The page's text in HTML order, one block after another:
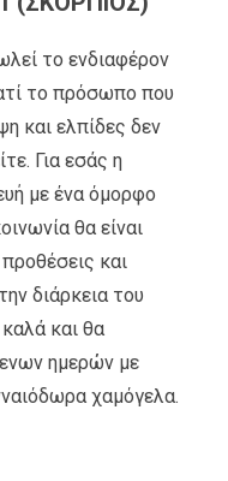
το ενδιαφέρον
το πρόσωπο που
και ελπίδες δεν
Για εσάς η
με ένα όμορφο
θα είναι
και
διάρκεια του
και θα
ημερών με
χαμόγελα.